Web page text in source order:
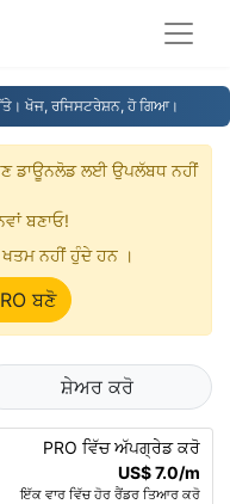
ਖੋਜ, ਰਜਿਸਟਰੇਸ਼ਨ, ਹੋ ਗਿਆ।
ਡਾਊਨਲੋਡ ਲਈ ਉਪਲੱਬਧ ਨਹੀਂ
ਬਣਾਓ!
ਖਤਮ ਨਹੀਂ ਹੁੰਦੇ ਹਨ ।
ਬਣੋ
ਸ਼ੇਅਰ ਕਰੋ
PRO ਵਿੱਚ ਅੱਪਗ੍ਰੇਡ ਕਰੋ
US$ 7.0/m
ਇੱਕ ਵਾਰ ਵਿੱਚ ਹੋਰ ਰੈਂਡਰ ਤਿਆਰ ਕਰੋ